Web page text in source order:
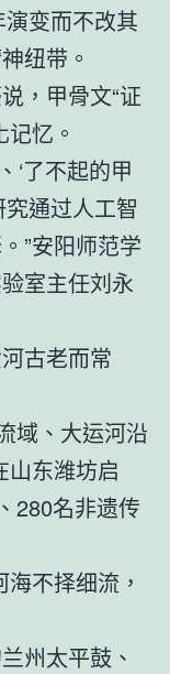
变而不改其
纽带。
，甲骨文“证
忆。
‘了不起的甲
通过人工智
”安阳师范学
室主任刘永
古老而常
域、大运河沿
山东潍坊启
280名非遗传
不择细流，
州太平鼓、